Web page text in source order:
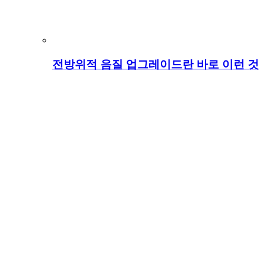
전방위적 음질 업그레이드란 바로 이런 것